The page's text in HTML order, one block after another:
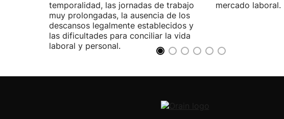
temporalidad, las jornadas de trabajo
muy prolongadas, la ausencia de los
descansos legalmente establecidos y
las dificultades para conciliar la vida
laboral y personal.
mercado laboral.